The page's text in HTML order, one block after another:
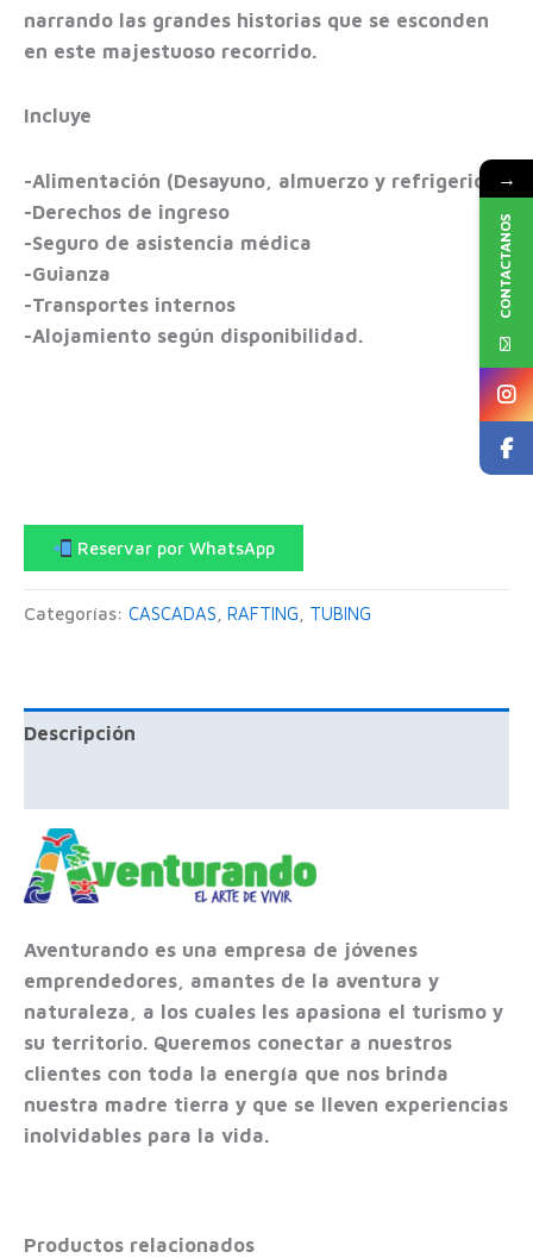
narrando las grandes historias que se esconden
en este majestuoso recorrido.
Incluye
-Alimentación (Desayuno, almuerzo y refrigerio)
-Derechos de ingreso
-Seguro de asistencia médica
-Guianza
-Transportes internos
-Alojamiento según disponibilidad.
Reservar por WhatsApp
Categorías: CASCADAS RAFTING TUBING
Descripción
Aventurando es una empresa de jóvenes
emprendedores, amantes de la aventura y
naturaleza, a los cuales les apasiona el turismo y
su territorio. Queremos conectar a nuestros
clientes con toda la energía que nos brinda
nuestra madre tierra y que se lleven experiencias
inolvidables para la vida.
Productos relacionados
→
CONTACTANOS